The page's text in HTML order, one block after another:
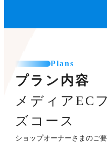
Plans
プラン内容
メディアEC
ズコース
ショップオーナーさまのご